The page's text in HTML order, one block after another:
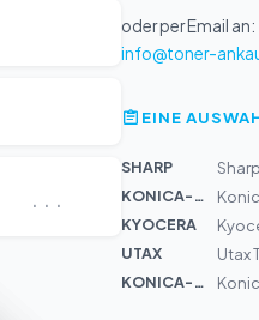
...
oder per Email an:
info@toner-
EINE
SHARP
KONICA-MIN...
KYOCERA
UTAX
Utax
KONICA-MIN...